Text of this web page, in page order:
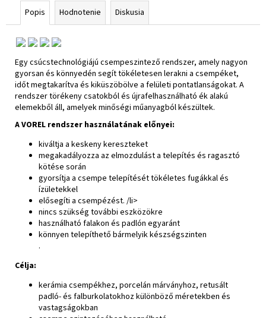
Popis Hodnotenie Diskusia
Egy csúcstechnológiájú csempeszintező rendszer, amely nagyon
gyorsan és könnyedén segít tökéletesen lerakni a csempéket,
időt megtakarítva és kiküszöbölve a felületi pontatlanságokat. A
rendszer törékeny csatokból és újrafelhasználható ék alakú
elemekből áll, amelyek minőségi műanyagból készültek.
A VOREL rendszer használatának előnyei:
kiváltja a keskeny kereszteket
megakadályozza az elmozdulást a telepítés és ragasztó
kötése során
gyorsítja a csempe telepítését tökéletes fugákkal és
ízületekkel
elősegíti a csempézést. /li>
nincs szükség további eszközökre
használható falakon és padlón egyaránt
könnyen telepíthető bármelyik készségszinten
.
Célja:
kerámia csempékhez, porcelán márványhoz, retusált
padló- és falburkolatokhoz különböző méretekben és
vastagságokban